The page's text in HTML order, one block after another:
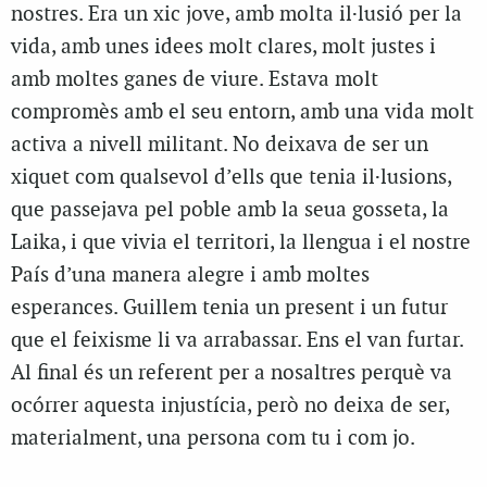
nostres. Era un xic jove, amb molta il·lusió per la
vida, amb unes idees molt clares, molt justes i
amb moltes ganes de viure. Estava molt
compromès amb el seu entorn, amb una vida molt
activa a nivell militant. No deixava de ser un
xiquet com qualsevol d’ells que tenia il·lusions,
que passejava pel poble amb la seua gosseta, la
Laika, i que vivia el territori, la llengua i el nostre
País d’una manera alegre i amb moltes
esperances. Guillem tenia un present i un futur
que el feixisme li va arrabassar. Ens el van furtar.
Al final és un referent per a nosaltres perquè va
ocórrer aquesta injustícia, però no deixa de ser,
materialment, una persona com tu i com jo.